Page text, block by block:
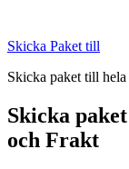
content
Skicka Paket till
Skicka paket till hela
Skicka
och Frakt